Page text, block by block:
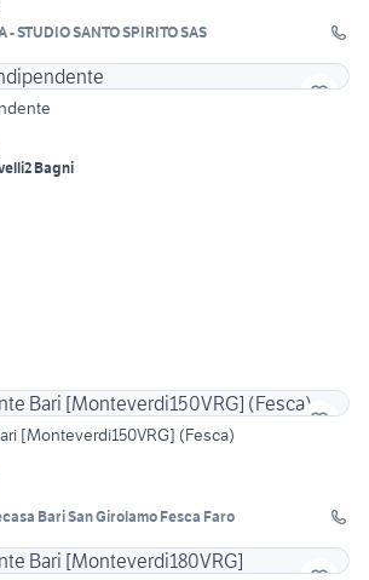
TECNOCASA - STUDIO SANTO SPIRITO SAS
2 Bagni
[Monteverdi150VRG] (Fesca)
Bari San Girolamo Fesca Faro